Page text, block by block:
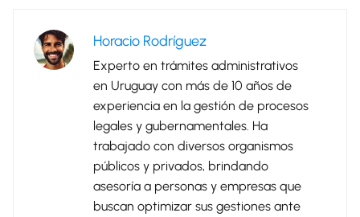
Horacio Rodríguez
Experto en trámites administrativos
en Uruguay con más de 10 años de
experiencia en la gestión de procesos
legales y gubernamentales. Ha
trabajado con diversos organismos
públicos y privados, brindando
asesoría a personas y empresas que
buscan optimizar sus gestiones ante